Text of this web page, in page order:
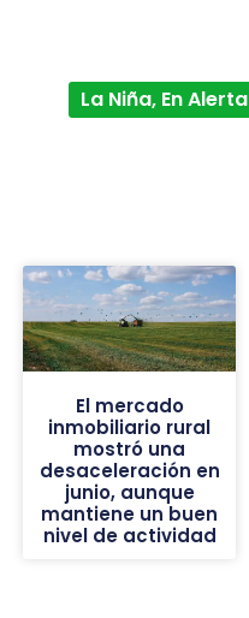
La Niña, En Alerta
El mercado
inmobiliario rural
mostró una
desaceleración en
junio, aunque
mantiene un buen
nivel de actividad